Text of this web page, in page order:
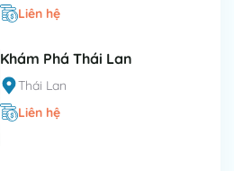
Liên hệ
Khám Phá Thái Lan
Thái Lan
Liên hệ